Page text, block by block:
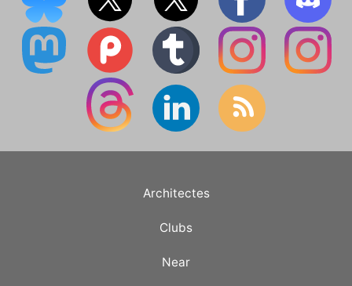
Architectes
Clubs
Near